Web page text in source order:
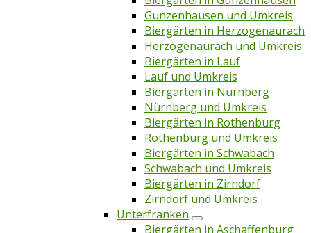
Gunzenhausen und Umkreis
Biergärten in Herzogenaurach
Herzogenaurach und Umkreis
Biergärten in Lauf
Lauf und Umkreis
Biergärten in Nürnberg
Nürnberg und Umkreis
Biergärten in Rothenburg
Rothenburg und Umkreis
Biergärten in Schwabach
Schwabach und Umkreis
Biergärten in Zirndorf
Zirndorf und Umkreis
Unterfranken
Biergärten in Aschaffenburg